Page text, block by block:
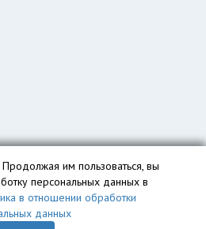
Продолжая им пользоваться, вы
персональных данных в
в отношении обработки
данных